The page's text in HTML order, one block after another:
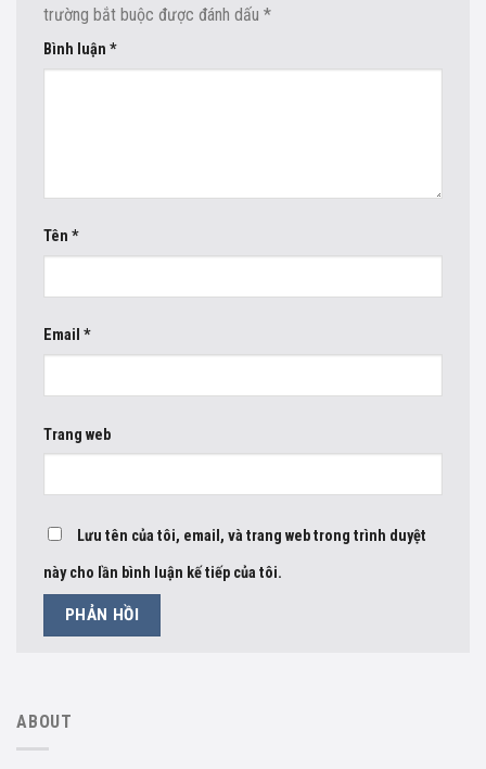
trường bắt buộc được đánh dấu *
Bình luận *
Tên *
Email *
Trang web
Lưu tên của tôi, email, và trang web trong trình duyệt
này cho lần bình luận kế tiếp của tôi.
ABOUT